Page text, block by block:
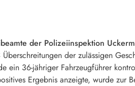
der Polizeiinspektion
Überschreitungen der zulässigen
ein 36-jähriger Fahrzeugführer
Ergebnis anzeigte, wurde zur